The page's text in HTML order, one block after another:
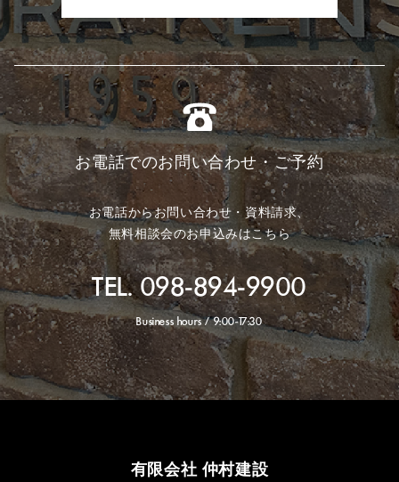
お電話でのお問い合わせ・ご予約
お電話からお問い合わせ・資料請求、
無料相談会のお申込みはこちら
TEL. 098-894-9900
Business hours / 9:00-17:30
有限会社 仲村建設